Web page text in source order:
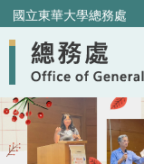
跳
到
主
內
容
區
國立東華大學總務處